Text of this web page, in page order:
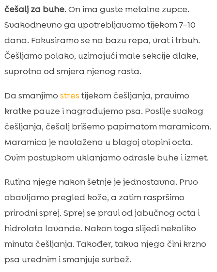
češalj za buhe. On ima guste metalne zupce.
Svakodnevno ga upotrebljavamo tijekom 7–10
dana. Fokusiramo se na bazu repa, vrat i trbuh.
Češljamo polako, uzimajući male sekcije dlake,
suprotno od smjera njenog rasta.
Da smanjimo stres tijekom češljanja, pravimo
kratke pauze i nagrađujemo psa. Poslije svakog
češljanja, češalj brišemo papirnatom maramicom.
Maramica je navlažena u blagoj otopini octa.
Ovim postupkom uklanjamo odrasle buhe i izmet.
Rutina njege nakon šetnje je jednostavna. Prvo
obavljamo pregled kože, a zatim raspršimo
prirodni sprej. Sprej se pravi od jabučnog octa i
hidrolata lavande. Nakon toga slijedi nekoliko
minuta češljanja. Također, takva njega čini krzno
psa urednim i smanjuje svrbež.